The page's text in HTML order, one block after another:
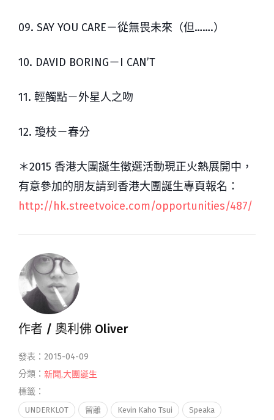
09. SAY YOU CARE－從無畏未來（但…….）
10. DAVID BORING－I CAN’T
11. 輕觸點－外星人之吻
12. 瓊枝－春分
＊2015 香港大團誕生徵選活動現正火熱展開中，
有意參加的朋友請到香港大團誕生專頁報名：
http://hk.streetvoice.com/opportunities/487/
作者 / 奧利佛 Oliver
發表：2015-04-09
分類： 新聞,大團誕生
標籤：
UNDERKLOT 留離 Kevin Kaho Tsui Speaka